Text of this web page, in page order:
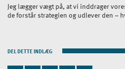
Jeg lægger vægt på, at vi inddrager
de forstår strategien og udlever den –
DEL DETTE INDLÆG